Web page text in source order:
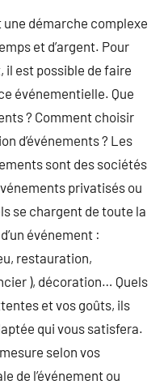
une démarche complexe
et d’argent. Pour
il est possible de faire
événementielle. Que
? Comment choisir
d’événements ? Les
sont des sociétés
privatisés ou
se chargent de toute la
événement :
restauration,
), décoration… Quels
et vos goûts, ils
qui vous satisfera.
selon vos
de l’événement ou